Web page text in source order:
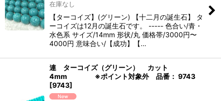
在庫なし
【ターコイズ】(グリーン) 【十二月の誕生石】 タ
ーコイズは12月の誕生石です。 ----- 色合い/青・
水色系 サイズ/14mm 形状/丸 価格帯/3000円〜
4000円 意味合い/【成功】【…
連 ターコイズ（グリーン） カット
4mm ※ポイント対象外 品番： 9743
[9743]